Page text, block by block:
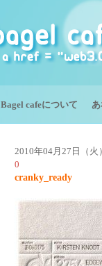
Bagel cafeについて
2010年04月27日（火）
0
cranky_ready